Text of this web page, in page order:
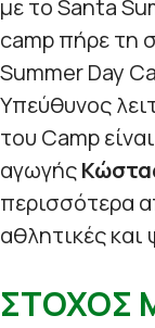
με το Santa
camp πήρε τη
Summer Day
Υπεύθυνος
του Camp
αγωγής
περισσότερα
αθλητικές
ΣΤΟΧΟΣ